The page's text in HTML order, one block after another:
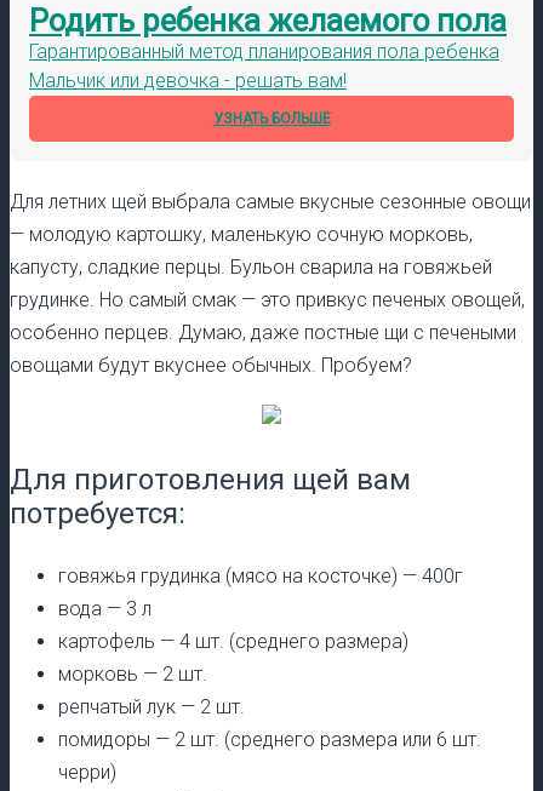
Родить ребенка желаемого пола
Гарантированный метод планирования пола ребенка
Мальчик или девочка - решать вам!
УЗНАТЬ БОЛЬШЕ
Для летних щей выбрала самые вкусные сезонные овощи
— молодую картошку, маленькую сочную морковь,
капусту, сладкие перцы. Бульон сварила на говяжьей
грудинке. Но самый смак — это привкус печеных овощей,
особенно перцев. Думаю, даже постные щи с печеными
овощами будут вкуснее обычных. Пробуем?
Для приготовления щей вам
потребуется:
говяжья грудинка (мясо на косточке) — 400г
вода — 3 л
картофель — 4 шт. (среднего размера)
морковь — 2 шт.
репчатый лук — 2 шт.
помидоры — 2 шт. (среднего размера или 6 шт.
черри)